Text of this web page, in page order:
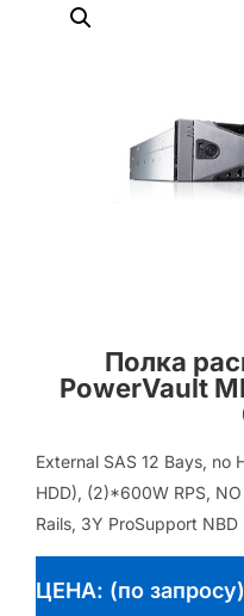
Полка
PowerVault
External SAS 12 Bays, no
HDD), (2)*600W RPS,
Rails, 3Y ProSupport NBD
ЦЕНА: (по запросу)